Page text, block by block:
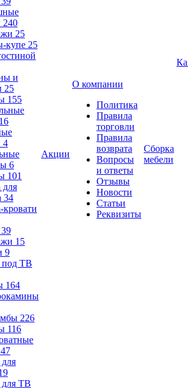
240
25
купе 25
и
25
155
16
4
6
101
для
34
кровати
39
15
9
ТВ
164
226
116
47
ТВ
Акции
О компании
Политика
Правила
торговли
Правила
возврата
Вопросы
и ответы
Отзывы
Новости
Статьи
Реквизиты
Сборка
мебели